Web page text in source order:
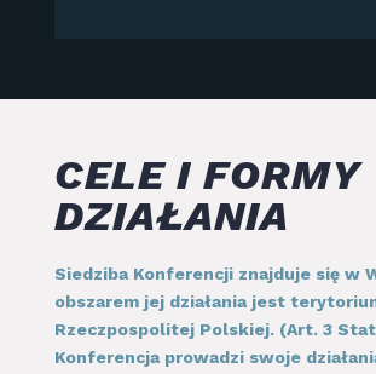
CELE I FORMY
DZIAŁANIA
Siedziba Konferencji znajduje się w
obszarem jej działania jest
Rzeczpospolitej Polskiej. (Art. 3
Konferencja prowadzi swoje